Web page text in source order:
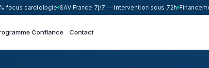
focus cardiologie SAV France 7j/7 — intervention sous 72h
Confiance Contact